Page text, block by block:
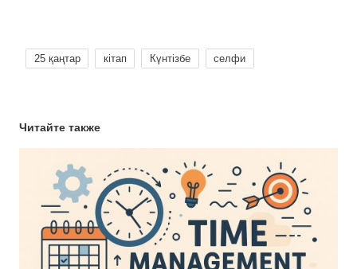
25 қаңтар кітап Күнтізбе селфи
Читайте также